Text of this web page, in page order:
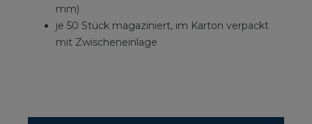
mm)
je 50 Stück magaziniert, im Karton verpackt
mit Zwischeneinlage